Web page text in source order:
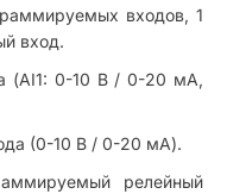
входов, 1
вход.
(AI1: 0-10 В / 0-20 мА,
(0-10 В / 0-20 мА).
релейный